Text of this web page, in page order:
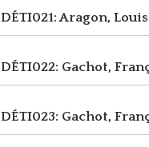
DÉTI021: Aragon, Louis
DÉTI022: Gachot,
DÉTI023: Gachot,